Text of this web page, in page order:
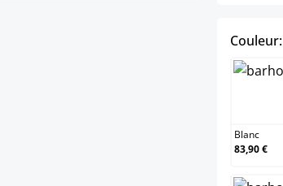
Couleur:
Blanc
83,90 €